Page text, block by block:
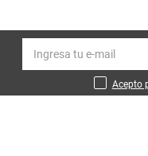
Acepto